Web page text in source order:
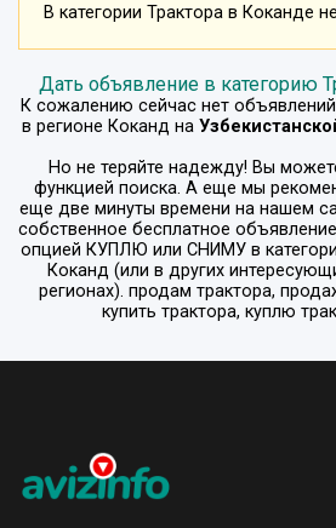
В категории Трактора в Коканде
Дать объявление в категорию
К сожалению сейчас нет объявлений
в регионе Коканд на
Но не теряйте надежду! Вы
функцией поиска. А еще мы
еще две минуты времени на нашем
собственное бесплатное
опцией КУПЛЮ или СНИМУв
Коканд (или в других
регионах). продам трактора,
купить трактора, куплю